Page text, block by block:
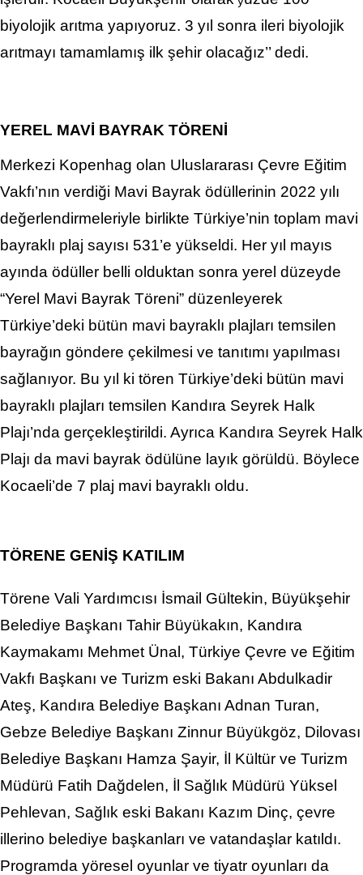
biyolojik arıtma yapıyoruz. 3 yıl sonra ileri biyolojik
arıtmayı tamamlamış ilk şehir olacağız’’ dedi.
YEREL MAVİ BAYRAK TÖRENİ
Merkezi Kopenhag olan Uluslararası Çevre Eğitim
Vakfı’nın verdiği Mavi Bayrak ödüllerinin 2022 yılı
değerlendirmeleriyle birlikte Türkiye’nin toplam mavi
bayraklı plaj sayısı 531’e yükseldi. Her yıl mayıs
ayında ödüller belli olduktan sonra yerel düzeyde
“Yerel Mavi Bayrak Töreni” düzenleyerek
Türkiye’deki bütün mavi bayraklı plajları temsilen
bayrağın göndere çekilmesi ve tanıtımı yapılması
sağlanıyor. Bu yıl ki tören Türkiye’deki bütün mavi
bayraklı plajları temsilen Kandıra Seyrek Halk
Plajı’nda gerçekleştirildi. Ayrıca Kandıra Seyrek Halk
Plajı da mavi bayrak ödülüne layık görüldü. Böylece
Kocaeli’de 7 plaj mavi bayraklı oldu.
TÖRENE GENİŞ KATILIM
Törene Vali Yardımcısı İsmail Gültekin, Büyükşehir
Belediye Başkanı Tahir Büyükakın, Kandıra
Kaymakamı Mehmet Ünal, Türkiye Çevre ve Eğitim
Vakfı Başkanı ve Turizm eski Bakanı Abdulkadir
Ateş, Kandıra Belediye Başkanı Adnan Turan,
Gebze Belediye Başkanı Zinnur Büyükgöz, Dilovası
Belediye Başkanı Hamza Şayir, İl Kültür ve Turizm
Müdürü Fatih Dağdelen, İl Sağlık Müdürü Yüksel
Pehlevan, Sağlık eski Bakanı Kazım Dinç, çevre
illerino belediye başkanları ve vatandaşlar katıldı.
Programda yöresel oyunlar ve tiyatr oyunları da